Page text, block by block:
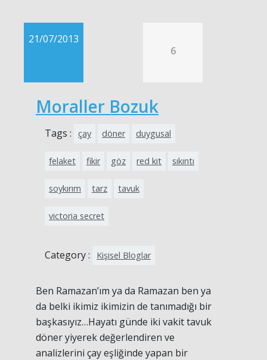
21/07/2013
6
Moraller Bozuk
Tags : çay döner duygusal
felaket fikir göz red kit sıkıntı
soykırım tarz tavuk
victoria secret
Category : Kişisel Bloglar
Ben Ramazan’ım ya da Ramazan ben ya
da belki ikimiz ikimizin de tanımadığı bir
başkasıyız…Hayatı günde iki vakit tavuk
döner yiyerek değerlendiren ve
analizlerini çay eşliğinde yapan bir